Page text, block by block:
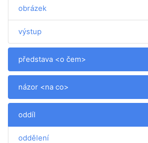
obrázek
výstup
představa <o čem>
názor <na co>
oddíl
oddělení